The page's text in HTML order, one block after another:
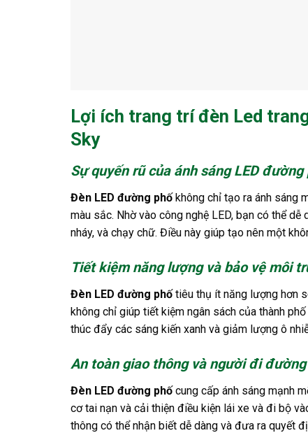
Lợi ích trang trí đèn Led
Sky
Sự quyến rũ của ánh sáng LED đường
Đèn LED đường phốkhông chỉ tạo ra ánh sáng
màu sắc. Nhờ vào công nghệ LED, bạn có thể
nháy, và chạy chữ. Điều này giúp tạo nên một
Tiết kiệm năng lượng và bảo vệ môi
Đèn LED đường phốtiêu thụ ít năng lượng hơn
không chỉ giúp tiết kiệm ngân sách của thành
thúc đẩy các sáng kiến xanh và giảm lượng ô
An toàn giao thông và người đi đường
Đèn LED đường phốcung cấp ánh sáng mạnh
cơ tai nạn và cải thiện điều kiện lái xe và đi bộ
thông có thể nhận biết dễ dàng và đưa ra quyết